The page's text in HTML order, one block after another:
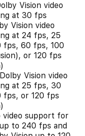
Vision video
at 30 fps
Vision video
at 24 fps, 25
fps, 60 fps, 100
or 120 fps
Vision video
at 25 fps, 30
fps, or 120 fps
video support for
to 240 fps and